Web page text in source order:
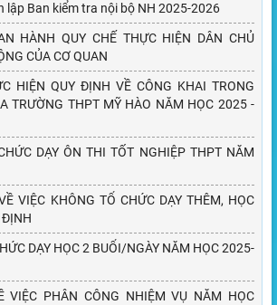
lập Ban kiểm tra nội bộ NH 2025-2026
HÀNH QUY CHẾ THỰC HIỆN DÂN CHỦ
CỦA CƠ QUAN
HIỆN QUY ĐỊNH VỀ CÔNG KHAI TRONG
TRƯỜNG THPT MỸ HÀO NĂM HỌC 2025 -
DẠY ÔN THI TỐT NGHIỆP THPT NĂM
VIỆC KHÔNG TỔ CHỨC DẠY THÊM, HỌC
ĐỊNH
DẠY HỌC 2 BUỔI/NGÀY NĂM HỌC 2025-
VIỆC PHÂN CÔNG NHIỆM VỤ NĂM HỌC